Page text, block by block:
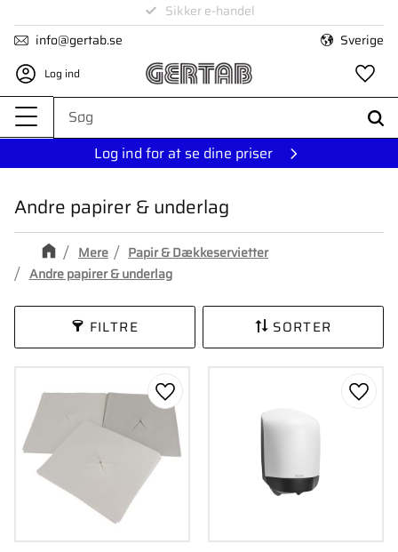
Menu
Sikker e-handel
Levering på 1-4 dage
info@gertab.se
Sverige
Log ind
Log ind for at se dine priser
Andre papirer & underlag
Mere
Papir & Dækkeservietter
Andre papirer & underlag
FILTRE SORTER
Gem som favorit Gem